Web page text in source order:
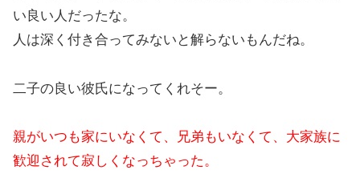
い良い人だったな。
人は深く付き合ってみないと解らないもんだね。
二子の良い彼氏になってくれそー。
親がいつも家にいなくて、兄弟もいなくて、大家族に
歓迎されて寂しくなっちゃった。